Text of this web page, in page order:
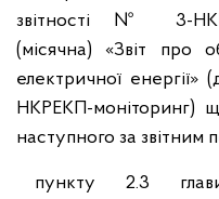
звітності № 3-
(місячна) «Звіт про
електричної
НКРЕКП-моніторинг)
наступного за звітним
пункту 2.3